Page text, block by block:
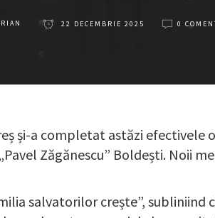
22 DECEMBRIE 2025 0
și-a completat astăzi
Zăgănescu” Boldești. Noii
salvatorilor crește”,